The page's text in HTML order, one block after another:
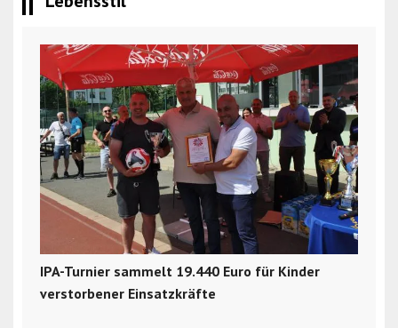
IPA-Turnier sammelt 19.440 Euro für Kinder
verstorbener Einsatzkräfte